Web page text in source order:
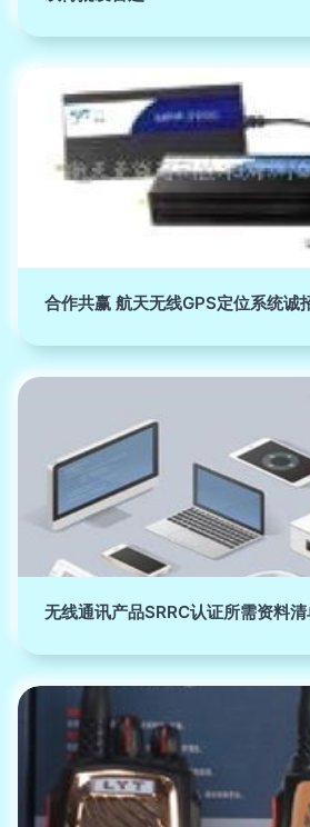
合作共赢 航天无线GPS定位系统诚
无线通讯产品SRRC认证所需资料